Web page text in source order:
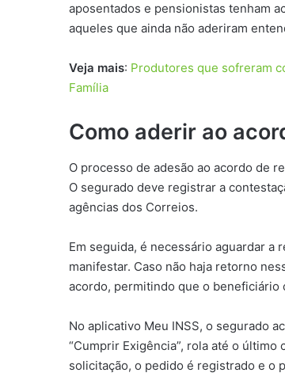
aposentados e pensionistas tenham
aqueles que ainda não aderiram
Veja mais: Produtores que sofreram
Família
Como aderir ao
O processo de adesão ao acordo de
O segurado deve registrar a
agências dos Correios.
Em seguida, é necessário aguardar a
manifestar. Caso não haja retorno
acordo, permitindo que o
No aplicativo Meu INSS, o segurado
“Cumprir Exigência”, rola até o último
solicitação, o pedido é registrado e o